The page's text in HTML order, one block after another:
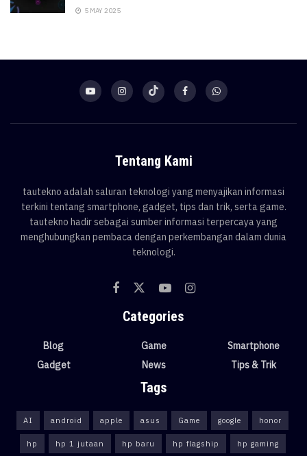
5 MAY 2025
Tentang Kami
tautekno adalah saluran teknologi yang menyajikan informasi
terkini tentang smartphone, gadget, tips dan trik, serta game.
tautekno hadir sebagai sumber informasi terpercaya yang
menghubungkan pembaca dengan perkembangan dalam dunia
teknologi.
Categories
Blog
Gadget
Game
News
Smartphone
Tips & Trik
Tags
AI android apple asus Game google honor
hp hp 1 jutaan hp baru hp flagship hp gaming